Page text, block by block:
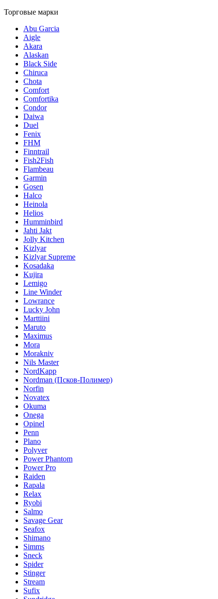
Торговые марки
Abu Garcia
Aigle
Akara
Alaskan
Black Side
Chiruca
Chota
Comfort
Comfortika
Condor
Daiwa
Duel
Fenix
FHM
Finntrail
Fish2Fish
Flambeau
Garmin
Gosen
Halco
Heinola
Helios
Humminbird
Jahti Jakt
Jolly Kitchen
Kizlyar
Kizlyar Supreme
Kosadaka
Kujira
Lemigo
Line Winder
Lowrance
Lucky John
Marttiini
Maruto
Maximus
Mora
Morakniv
Nils Master
NordKapp
Nordman (Псков-Полимер)
Norfin
Novatex
Okuma
Onega
Opinel
Penn
Plano
Polyver
Power Phantom
Power Pro
Raiden
Rapala
Relax
Ryobi
Salmo
Savage Gear
Seafox
Shimano
Simms
Sneck
Spider
Stinger
Stream
Sufix